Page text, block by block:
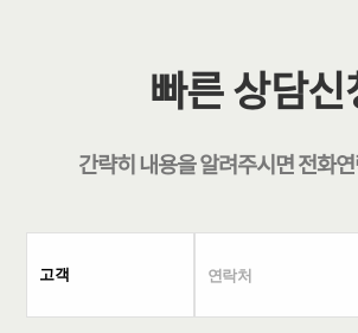
빠른 상담신
간략히 내용을 알려주시면전화